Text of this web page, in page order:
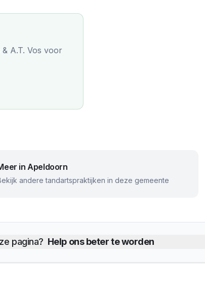
A.T. Vos voor
inApeldoorn
andere tandartspraktijken in deze gemeente
pagina? Help ons beter te worden